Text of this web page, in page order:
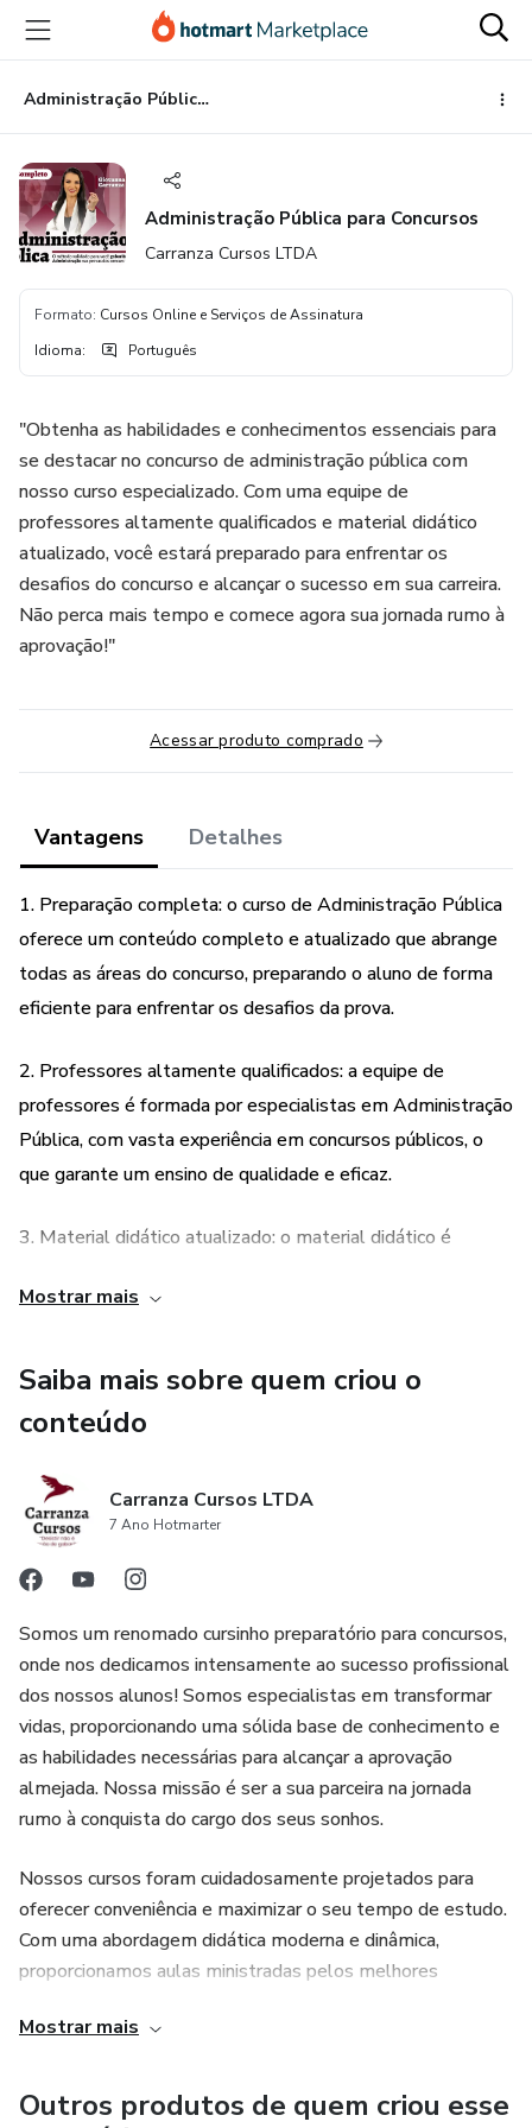
para
conteúdo
principal
para
pagamento
para
rodapé
Administração Pública para Concursos
Administração Pública para Concursos
Carranza Cursos LTDA
Formato: Cursos Online e Serviços de Assinatura
Idioma: Português
"Obtenha as habilidades e conhecimentos essenciais para
se destacar no concurso de administração pública com
nosso curso especializado. Com uma equipe de
professores altamente qualificados e material didático
atualizado, você estará preparado para enfrentar os
desafios do concurso e alcançar o sucesso em sua carreira.
Não perca mais tempo e comece agora sua jornada rumo à
aprovação!"
Acessar produto comprado
Vantagens Detalhes
1. Preparação completa: o curso de Administração Pública
oferece um conteúdo completo e atualizado que abrange
todas as áreas do concurso, preparando o aluno de forma
eficiente para enfrentar os desafios da prova.
2. Professores altamente qualificados: a equipe de
professores é formada por especialistas em Administração
Pública, com vasta experiência em concursos públicos, o
que garante um ensino de qualidade e eficaz.
3. Material didático atualizado: o material didático é
acesso às informações mais recentes e relevantes para o
4. Flexibilidade de estudo: o curso é totalmente online,
permitindo que o aluno estude no seu próprio ritmo e de
acordo com sua disponibilidade de tempo, o que torna o
processo de aprendizagem mais conveniente e eficiente.
Mostrar mais
Saiba mais sobre quem criou o
conteúdo
Carranza Cursos LTDA
7 Ano Hotmarter
Somos um renomado cursinho preparatório para concursos,
onde nos dedicamos intensamente ao sucesso profissional
dos nossos alunos! Somos especialistas em transformar
vidas, proporcionando uma sólida base de conhecimento e
as habilidades necessárias para alcançar a aprovação
almejada. Nossa missão é ser a sua parceira na jornada
rumo à conquista do cargo dos seus sonhos.
Nossos cursos foram cuidadosamente projetados para
oferecer conveniência e maximizar o seu tempo de estudo.
Com uma abordagem didática moderna e dinâmica,
proporcionamos aulas ministradas pelos melhores
dos alunos e facilitar a comunicação.
Aqui, entendemos as demandas dos concursos e nos
Mostrar mais
Outros produtos de quem criou esse